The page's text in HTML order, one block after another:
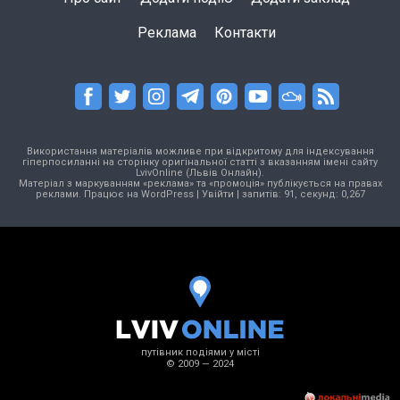
Реклама Контакти
Використання матеріалів можливе при відкритому для індексування
гіперпосиланні на сторінку оригінальної статті з вказанням імені сайту
LvivOnline (Львів Онлайн).
Матеріал з маркуванням «реклама» та «промоція» публікується на правах
реклами. Працює на WordPress| Увійти | запитів: 91, секунд: 0,267
путівник подіями у місті
© 2009 — 2024